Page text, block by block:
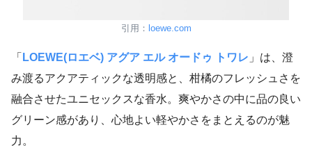
引用： loewe.com
「 LOEWE(ロエベ) アグア エル オードゥ トワレ 」は、澄
み渡るアクアティックな透明感と、柑橘のフレッシュさを
融合させたユニセックスな香水。爽やかさの中に品の良い
グリーン感があり、心地よい軽やかさをまとえるのが魅
力。